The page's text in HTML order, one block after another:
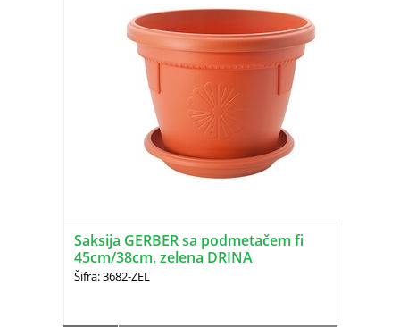
Saksija GERBER sa podmetačem fi
45cm/38cm, zelena DRINA
Šifra: 3682-ZEL